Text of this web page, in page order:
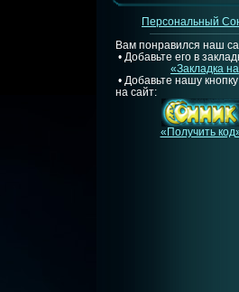
Персональный
Вам понравился наш
• Добавьте его в
«Закладка
• Добавьте нашу
на сайт:
«Получить